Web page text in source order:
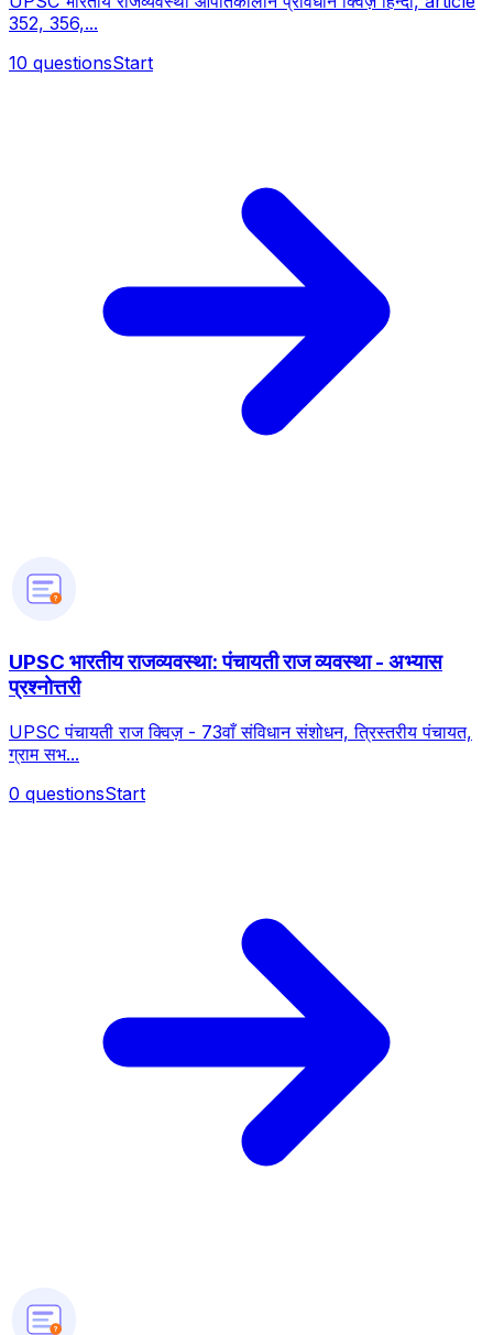
352, 356,...
10 questionsStart
?
UPSC भारतीय राजव्यवस्था: पंचायती राज व्यवस्था - अभ्यास
प्रश्नोत्तरी
UPSC पंचायती राज क्विज़ - 73वाँ संविधान संशोधन, त्रिस्तरीय पंचायत,
ग्राम सभ...
0 questionsStart
?